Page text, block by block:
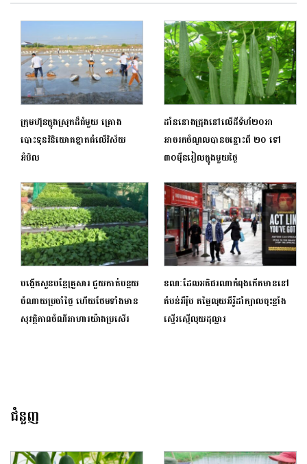
ក្រុមហ៊ុនក្នុងស្រុកដ៏ធំមួយ គ្រោង
បោះទុន​វិនិយោគខ្នាតធំលើវិស័យ
អំបិល
ដាំននោងជ្រុងនៅលើដីទំហំ២០អា
អាចរកចំណូលបានចន្លោះពី ២០ ទៅ
៣០ម៉ឺនរៀលក្នុងមួយថ្ងៃ
បង្កើតសួនបន្លែគ្រួសារ ជួយកាត់បន្ថយ
ចំណាយប្រចាំថ្ងៃ ហើយថែមទាំងមាន
សុវត្ថិភាពចំណីអាហារយ៉ាងប្រសើរ
ខណៈដែលអតិផរណាកំពុងកើតមាននៅ
តំបន់អឺរ៉ុប តម្លៃលុយអឺរ៉ូដាំក្បាលចុះខ្លាំង
ស្ទើរស្មើលុយដុល្លារ
ជំនួញ